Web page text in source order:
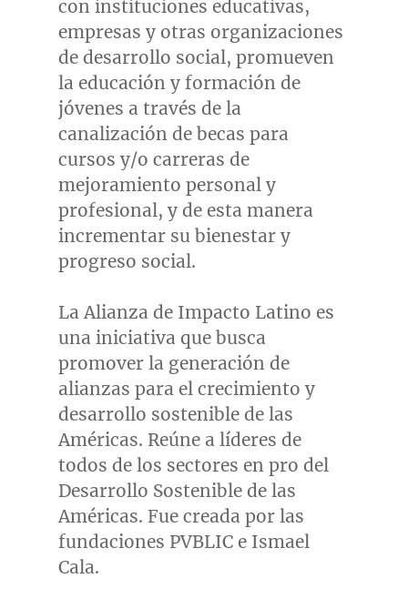
con instituciones educativas,
empresas y otras organizaciones
de desarrollo social, promueven
la educación y formación de
jóvenes a través de la
canalización de becas para
cursos y/o carreras de
mejoramiento personal y
profesional, y de esta manera
incrementar su bienestar y
progreso social.
La Alianza de Impacto Latino es
una iniciativa que busca
promover la generación de
alianzas para el crecimiento y
desarrollo sostenible de las
Américas. Reúne a líderes de
todos de los sectores en pro del
Desarrollo Sostenible de las
Américas. Fue creada por las
fundaciones PVBLIC e Ismael
Cala.